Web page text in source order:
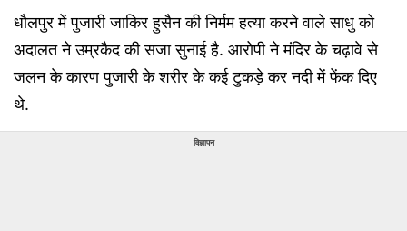
धौलपुर में पुजारी जाकिर हुसैन की निर्मम हत्या करने वाले साधु को
अदालत ने उम्रकैद की सजा सुनाई है. आरोपी ने मंदिर के चढ़ावे से
जलन के कारण पुजारी के शरीर के कई टुकड़े कर नदी में फेंक दिए
थे.
विज्ञापन